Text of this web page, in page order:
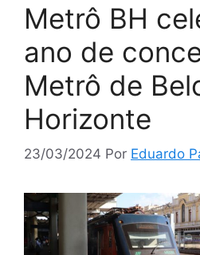
Metrô BH
ano de
Metrô de
Horizonte
23/03/2024 Por Eduardo